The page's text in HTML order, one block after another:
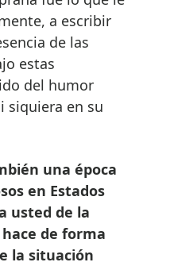
a escribir
de las
estas
del humor
siquiera en su
una época
en Estados
usted de la
de forma
la situación